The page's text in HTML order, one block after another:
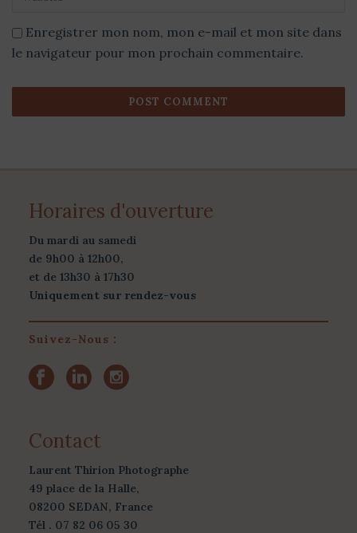
Enregistrer mon nom, mon e-mail et mon site dans
le navigateur pour mon prochain commentaire.
Horaires d'ouverture
Du mardi au samedi
de 9h00 à 12h00,
et de 13h30 à 17h30
Uniquement sur rendez-vous
Suivez-Nous :
Contact
Laurent Thirion Photographe
49 place de la Halle,
08200 SEDAN, France
Tél . 07 82 06 05 30